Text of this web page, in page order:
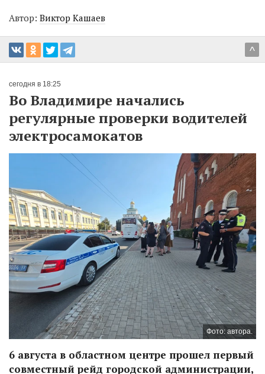
Автор: Виктор Кашаев
^
сегодня в 18:25
Во Владимире начались
регулярные проверки водителей
электросамокатов
Фото: автора.
6 августа в областном центре прошел первый
совместный рейд городской администрации,